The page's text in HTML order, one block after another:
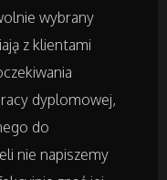
wybrany
z klientami
dyplomowej,
do
nie napiszemy